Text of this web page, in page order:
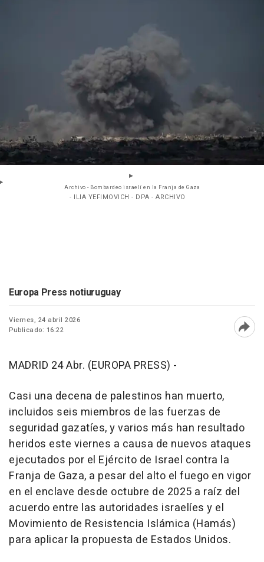
Archivo - Bombardeo israelí en la Franja de Gaza
- ILIA YEFIMOVICH - DPA - ARCHIVO
Europa Press notiuruguay
Viernes, 24 abril 2026
Publicado: 16:22
MADRID 24 Abr. (EUROPA PRESS) -
Casi una decena de palestinos han muerto,
incluidos seis miembros de las fuerzas de
seguridad gazatíes, y varios más han resultado
heridos este viernes a causa de nuevos ataques
ejecutados por el Ejército de Israel contra la
Franja de Gaza, a pesar del alto el fuego en vigor
en el enclave desde octubre de 2025 a raíz del
acuerdo entre las autoridades israelíes y el
Movimiento de Resistencia Islámica (Hamás)
para aplicar la propuesta de Estados Unidos.